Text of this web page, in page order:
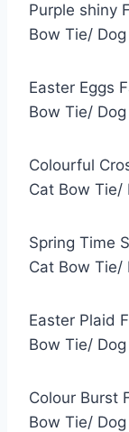
Purple shiny
Bow Tie/
Easter Eggs
Bow Tie/
Colourful
Cat Bow Tie/
Spring Time
Cat Bow Tie/
Easter Plaid
Bow Tie/
Colour Burst
Bow Tie/